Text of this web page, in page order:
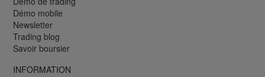
Démo mobile
Newsletter
Trading blog
Savoir boursier
INFORMATION